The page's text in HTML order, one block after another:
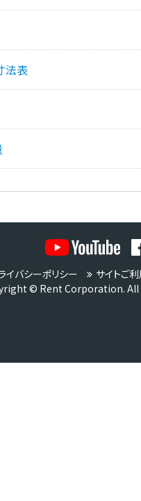
法表
イバシーポリシー
サイトご
© Rent Corporation. All